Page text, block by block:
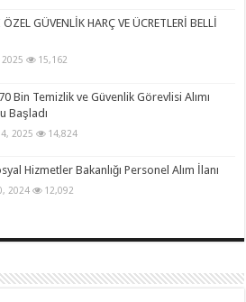
GÜVENLİK HARÇ VE ÜCRETLERİ BELLİ
2025 15,162
Bin Temizlik ve Güvenlik Görevlisi Alımı
Başladı
2025 14,824
Hizmetler Bakanlığı Personel Alım İlanı
2024 12,092